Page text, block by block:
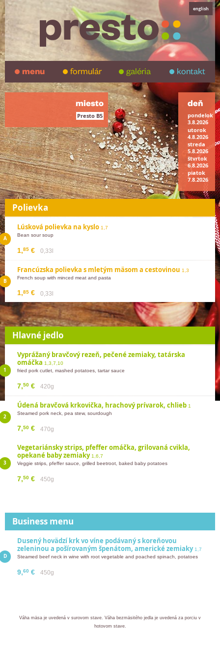
menu formulár galéria kontakt
english
miesto
Presto B5
deň
pondelok
3.8.2026
utorok
4.8.2026
streda
5.8.2026
štvrtok
6.8.2026
piatok
7.8.2026
Polievka
Lúsková polievka na kyslo 1,7
Bean sour soup
1,85 € 0,33l
Francúzska polievka s mletým mäsom a cestovinou 1,3
French soup with minced meat and pasta
1,85 € 0,33l
Hlavné jedlo
Vyprážaný bravčový rezeň, pečené zemiaky, tatárska
omáčka 1,3,7,10
fried pork cutlet, mashed potatoes, tartar sauce
7,50 € 420g
Údená bravčová krkovička, hrachový prívarok, chlieb 1
Steamed pork neck, pea stew, sourdough
7,50 € 470g
Vegetariánsky strips, pfeffer omáčka, grilovaná cvikla,
opekané baby zemiaky1,6,7
Veggie strips, pfeffer sauce, grilled beetroot, baked baby potatoes
7,50 € 450g
Business menu
Dusený hovädzí krk vo víne podávaný s koreňovou
zeleninou a pošírovaným špenátom, americké zemiaky 1,7
Steamed beef neck in wine with root vegetable and poached spinach, potatoes
9,60 € 450g
Váha mäsa je uvedená v surovom stave. Váha bezmäsitého jedla je uvedená za porciu v
hotovom stave.